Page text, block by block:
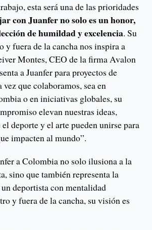
esta será una de las prioridades
con Juanfer no solo es un honor,
de humildad y excelencia. Su
y fuera de la cancha nos inspira a
Montes, CEO de la firma Avalon
a Juanfer para proyectos de
que colaboramos, sea en
o en iniciativas globales, su
elevan nuestras ideas,
deporte y el arte pueden unirse para
impacten al mundo”.
a Colombia no solo ilusiona a la
sino que también representa la
deportista con mentalidad
y fuera de la cancha, su visión es